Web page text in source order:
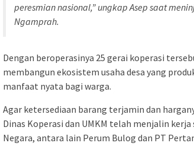
peresmian nasional,” ungkap Asep saat
Ngamprah.
Dengan beroperasinya 25 gerai koperasi
membangun ekosistem usaha desa yang
manfaat nyata bagi warga.
Agar ketersediaan barang terjamin dan
Dinas Koperasi dan UMKM telah menjalin
Negara, antara lain Perum Bulog dan PT